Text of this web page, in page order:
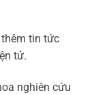
thêm tin tức
tử.
nghiên cứu